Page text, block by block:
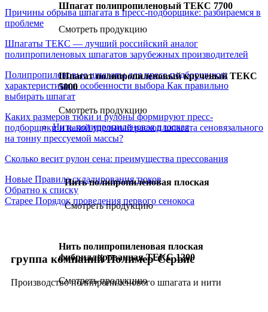
Шпагат полипропиленовый ТЕКС 7700
Смотреть продукцию
Шпагат полипропиленовый крученый ТЕКС
5000
Смотреть продукцию
Нить полипропиленовая плоская
Нить полипропиленовая плоская
Смотреть продукцию
Нить полипропиленовая плоская
фибриллированная ТЕКС 1200
Смотреть продукцию
Причины обрыва шпагата в пресс-подборщике: разбираемся в
проблеме
Шпагаты ТЕКС — лучший российский аналог
полипропиленовых шпагатов зарубежных производителей
Полипропиленовые шпагаты для пресс-подборщиков:
характеристики и особенности выбора Как правильно
выбирать шпагат
Каких размеров тюки и рулоны формируют пресс-
подборщики и какой удельный расход шпагата сеновязального
на тонну прессуемой массы?
Сколько весит рулон сена: преимущества прессования
Новые Правила складирования тюков
Обратно к списку
Старее Порядок проведения первого сенокоса
группа компаний Полимер-Сервис
Производство полипропиленового шпагата и нити